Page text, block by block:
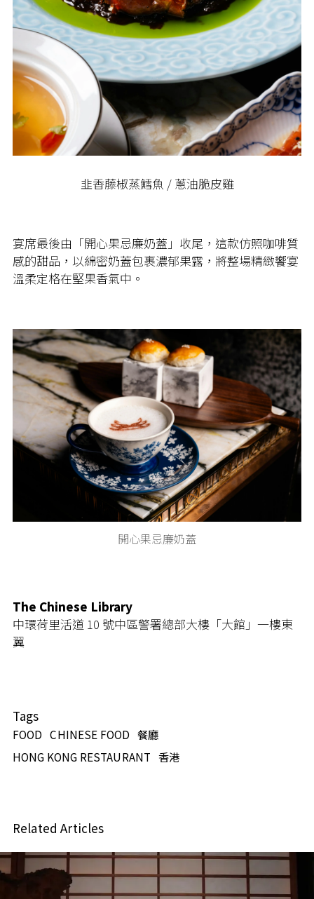
韭香藤椒蒸鱈魚 / 蔥油脆皮雞
宴席最後由「開心果忌廉奶蓋」收尾，這款仿照咖啡質
感的甜品，以綿密奶蓋包裹濃郁果露，將整場精緻饗宴
溫柔定格在堅果香氣中。
開心果忌廉奶蓋
The Chinese Library
中環荷里活道 10 號中區警署總部大樓「大館」一樓東
翼
Tags
FOOD CHINESE FOOD 餐廳
HONG KONG RESTAURANT 香港
Related Articles